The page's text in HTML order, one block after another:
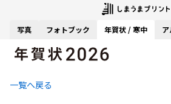
写真 フォトブック 年賀状 / 寒中
一覧へ戻る